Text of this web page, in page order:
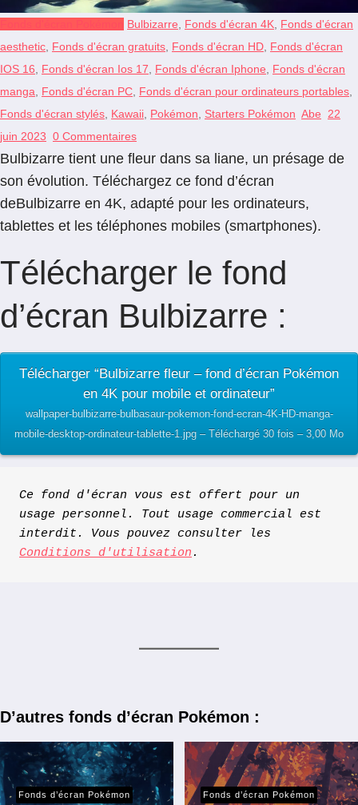
Bulbizarre, Fonds d'écran 4K, Fonds d'écran
aesthetic, Fonds d'écran gratuits, Fonds d'écran HD, Fonds d'écran
IOS 16, Fonds d'écran Ios 17, Fonds d'écran Iphone, Fonds d'écran
manga, Fonds d'écran PC, Fonds d'écran pour ordinateurs portables,
Fonds d'écran stylés, Kawaii, Pokémon, Starters Pokémon Abe 22
juin 2023 0 Commentaires
Bulbizarre tient une fleur dans sa liane, un présage de
son évolution. Téléchargez ce fond d’écran
deBulbizarre en 4K, adapté pour les ordinateurs,
tablettes et les téléphones mobiles (smartphones).
Télécharger le fond
d’écran Bulbizarre :
Télécharger “Bulbizarre fleur – fond d’écran Pokémon
en 4K pour mobile et ordinateur”
wallpaper-bulbizarre-bulbasaur-pokemon-fond-ecran-4K-HD-manga-
mobile-desktop-ordinateur-tablette-1.jpg – Téléchargé 30 fois – 3,00 Mo
Ce fond d'écran vous est offert pour un
usage personnel. Tout usage commercial est
Conditions d'utilisation .
D’autres fonds d’écran Pokémon :
Fonds d’écran Pokémon Fonds d’écran Pokémon